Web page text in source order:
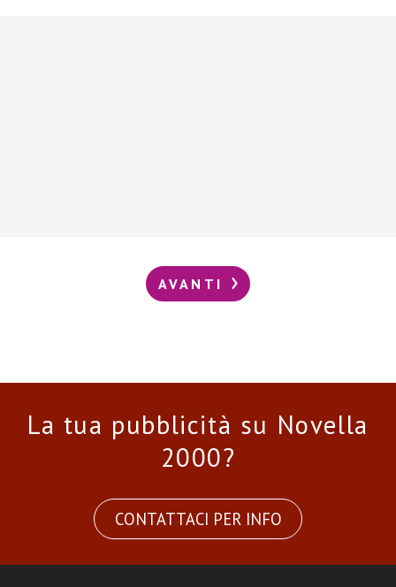
AVANTI
La tua pubblicità su Novella
2000?
CONTATTACI PER INFO